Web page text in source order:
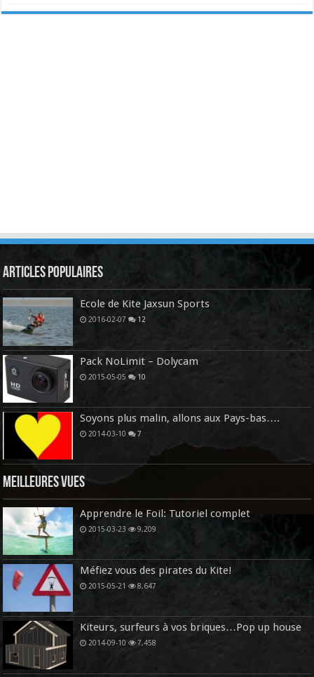
Articles Populaires
Ecole de Kite Jaxsun Sports
2016-02-07 12
Pack NoLimit – Dolycam
2015-05-05 10
Soyons plus malin, allons aux Pays-bas….
2014-03-10 7
Meilleures vues
Apprendre le Foil: Tutoriel complet
2015-03-23 9,209
Méfiez vous des pirates du Kite!
2015-05-21 8,647
Kiteurs, surfeurs à vos briques…Pop up house
2014-09-10 7,458